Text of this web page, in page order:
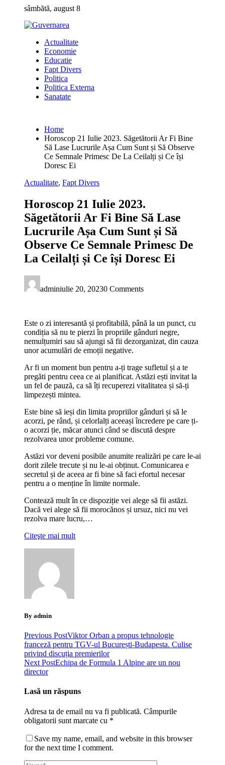
content
sâmbătă, august 8
Actualitate
Economie
Educatie
Fapt Divers
Politica
Politica Externa
Sanatate
Home
Horoscop 21 Iulie 2023. Săgetătorii Ar Fi Bine
Să Lase Lucrurile Așa Cum Sunt și Să Observe
Ce Semnale Primesc De La Ceilalți și Ce își
Doresc Ei
Actualitate, Fapt Divers
Horoscop 21 Iulie 2023.
Săgetătorii Ar Fi Bine Să Lase
Lucrurile Așa Cum Sunt și Să
Observe Ce Semnale Primesc De
La Ceilalți și Ce își Doresc Ei
adminiulie 20, 20230 Comments
Este o zi interesantă și profitabilă, până la un punct, cu
condiția să nu te pierzi în propriile gânduri negre,
nemulțumiri sau să ajungi să fii dezorganizat, din cauza
unor acumulări de emoții negative.
Ar fi un moment bun pentru a-ți trage sufletul și a te
pregăti pentru ceea ce ai planificat. Astăzi ești invitat la
un fel de pauză, ca să îți recuperezi vitalitatea și să-ți
limpezești mintea.
Este bine să ieși din limita propriilor gânduri și să le
acorzi, pe rând, și celorlalți aceeași încredere pe care ți-
o acorzi ție, măcar atunci când se discută despre
rezolvarea unor probleme comune.
Astăzi vor deveni posibile anumite realizări pe care le-ai
dorit zilele trecute și nu le-ai obținut. Comunicarea e
secretul și de aceea ar fi bine să faci efortul necesar
pentru a o menține în limite normale.
Contează mult în ce dispoziție vei alege să fii astăzi.
Dacă vei alege să fii morocănos și ursuz, nici nu vei
rezolva mare lucru,…
Citeşte mai mult
By admin
Previous PostViktor Orban a propus tehnologie
franceză pentru TGV-ul București-Budapesta. Culise
privind discuția premierilor
Next PostEchipa de Formula 1 Alpine are un nou
director
Lasă un răspuns
Adresa ta de email nu va fi publicată. Câmpurile
obligatorii sunt marcate cu *
Save my name, email, and website in this browser
for the next time I comment.